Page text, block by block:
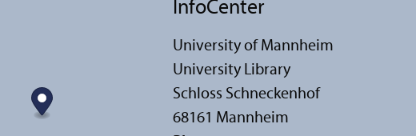
InfoCenter
University of Mannheim
University Library
Schloss Schneckenhof
68161 Mannheim